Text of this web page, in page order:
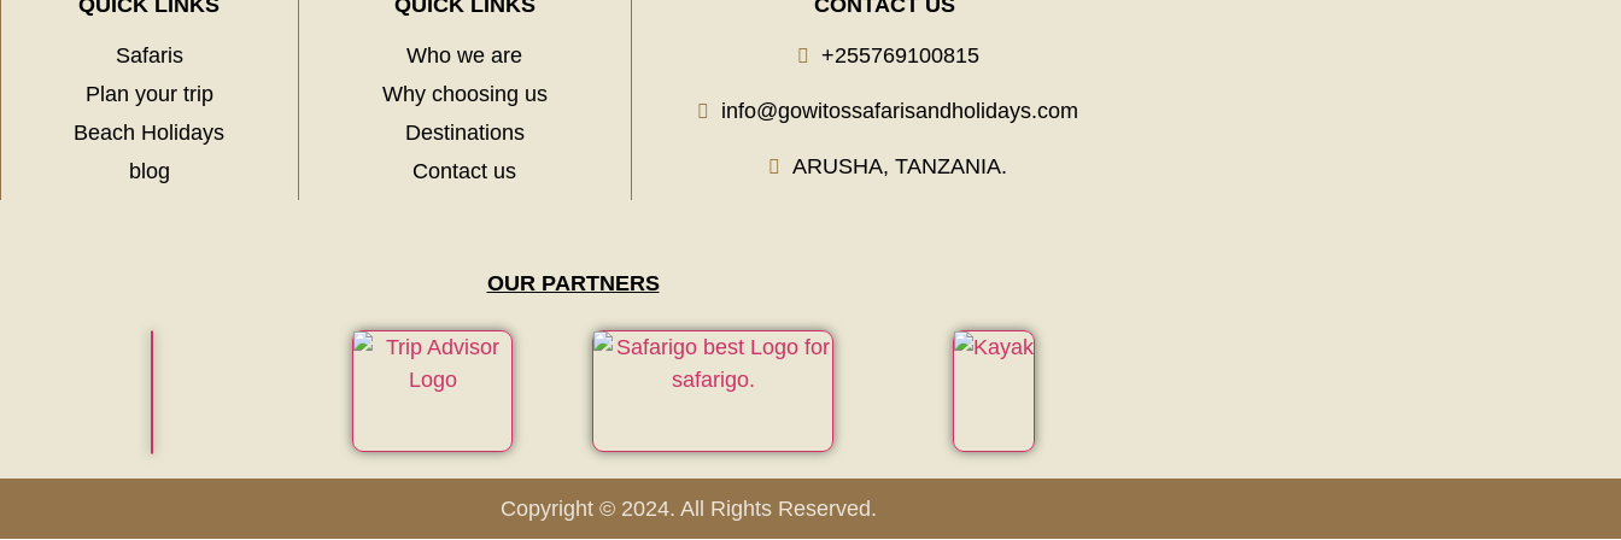
QUICK LINKS
Safaris
Plan your trip
Beach Holidays
blog
QUICK LINKS
Who we are
Why choosing us
Destinations
Contact us
CONTACT US
+255769100815
info@gowitossafarisandholidays.com
ARUSHA, TANZANIA.
OUR PARTNERS
Copyright © 2024. All Rights Reserved.